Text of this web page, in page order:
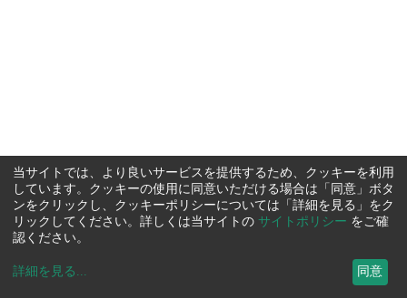
当サイトでは、より良いサービスを提供するため、クッキーを利用
しています。クッキーの使用に同意いただける場合は「同意」ボタ
ンをクリックし、クッキーポリシーについては「詳細を見る」をク
リックしてください。詳しくは当サイトの サイトポリシー をご確
認ください。
詳細を見る ... 同意